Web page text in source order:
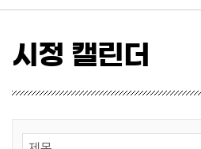
시정 캘린더